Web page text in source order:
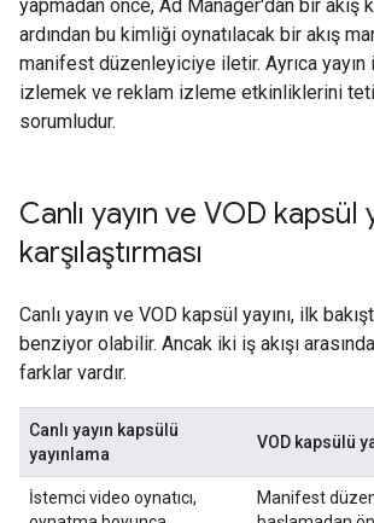
yapmadan önce, Ad Manager'dan bir akış
ardından bu kimliği oynatılacak bir akış
manifest düzenleyiciye iletir. Ayrıca
izlemek ve reklam izleme etkinliklerini
sorumludur.
Canlı yayın ve VOD kapsül
karşılaştırması
Canlı yayın ve VOD kapsül yayını, ilk
benziyor olabilir. Ancak iki iş akışı
farklar vardır.
Canlı yayın kapsülü
yayınlama
VOD kapsülü
İstemci video oynatıcı,
Manifest